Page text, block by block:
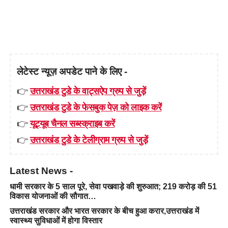
लेटेस्ट न्यूज़ अपडेट पाने के लिए -
👉उत्तराखंड टुडे के वाट्सऐप ग्रुप से जुड़ें
👉उत्तराखंड टुडे के फेसबुक पेज़ को लाइक करें
👉यूट्यूब चैनल सब्स्क्राइब करें
👉उत्तराखंड टुडे के टेलीग्राम ग्रुप से जुड़ें
Latest News -
धामी सरकार के 5 साल पूरे, सेवा पखवाड़े की शुरुआत; 219 करोड़ की 51
विकास योजनाओं की सौगात…
उत्तराखंड सरकार और भारत सरकार के बीच हुआ करार,उत्तराखंड में
स्वास्थ्य सुविधाओं में होगा विस्तार